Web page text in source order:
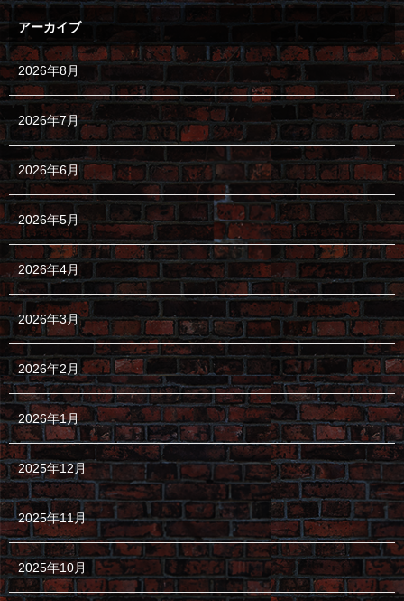
アーカイブ
2026年8月
2026年7月
2026年6月
2026年5月
2026年4月
2026年3月
2026年2月
2026年1月
2025年12月
2025年11月
2025年10月